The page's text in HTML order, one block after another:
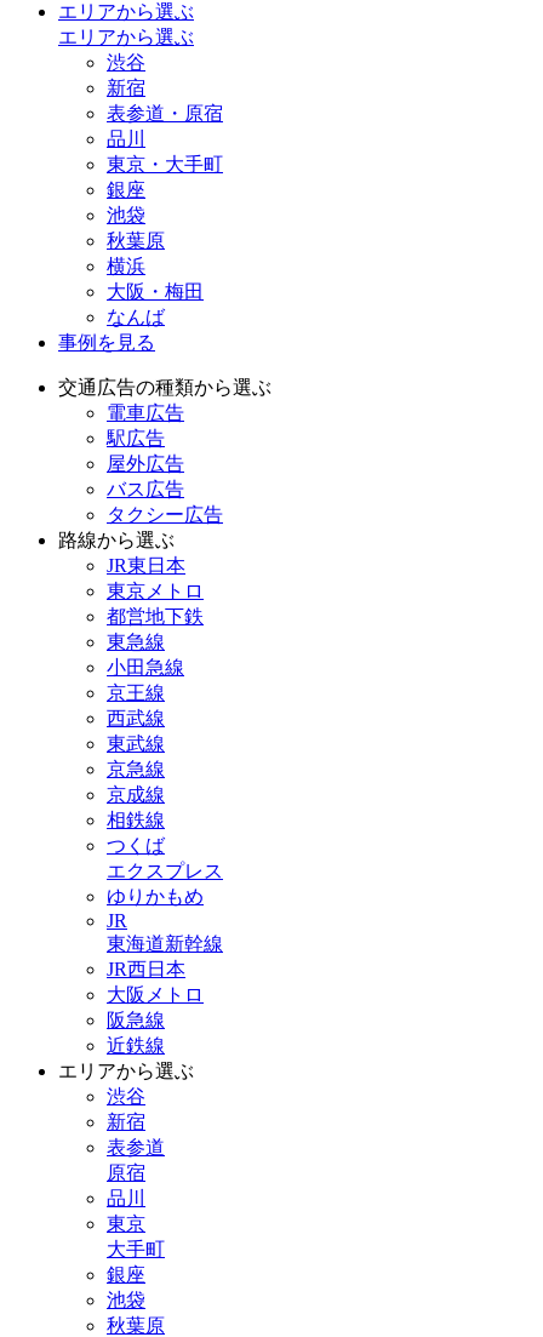
エリアから選ぶ
エリアから選ぶ
渋谷
新宿
表参道・原宿
品川
東京・大手町
銀座
池袋
秋葉原
横浜
大阪・梅田
なんば
事例を見る
交通広告の種類から選ぶ
電車広告
駅広告
屋外広告
バス広告
タクシー広告
路線から選ぶ
JR東日本
東京メトロ
都営地下鉄
東急線
小田急線
京王線
西武線
東武線
京急線
京成線
相鉄線
つくば
エクスプレス
ゆりかもめ
JR
東海道新幹線
JR西日本
大阪メトロ
阪急線
近鉄線
エリアから選ぶ
渋谷
新宿
表参道
原宿
品川
東京
大手町
銀座
池袋
秋葉原